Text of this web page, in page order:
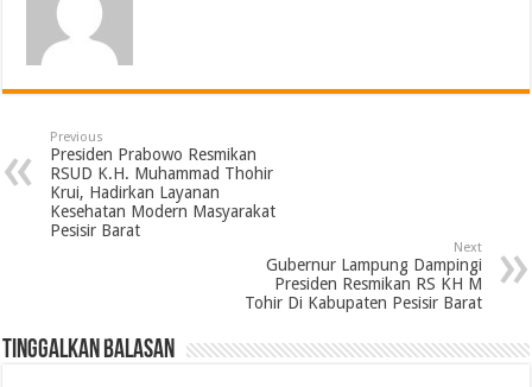
Previous
Presiden Prabowo Resmikan
RSUD K.H. Muhammad Thohir
Krui, Hadirkan Layanan
Kesehatan Modern Masyarakat
Pesisir Barat
Next
Gubernur Lampung Dampingi
Presiden Resmikan RS KH M
Tohir Di Kabupaten Pesisir Barat
Tinggalkan Balasan